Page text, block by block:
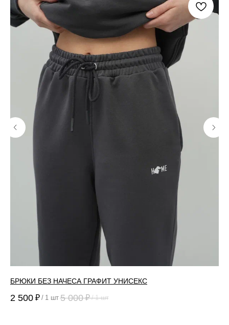
БРЮКИ БЕЗ НАЧЕСА ГРАФИТ УНИСЕКС
2 500 ₽ / 1 шт 5 000 ₽ / 1 шт